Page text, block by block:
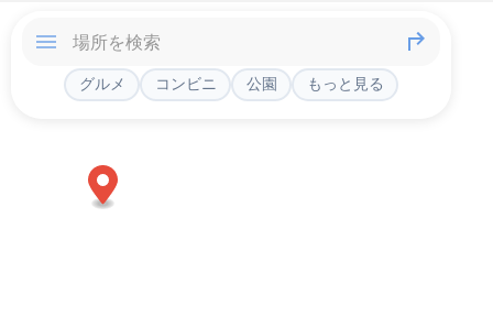
グルメ コンビニ 公園 もっと見る